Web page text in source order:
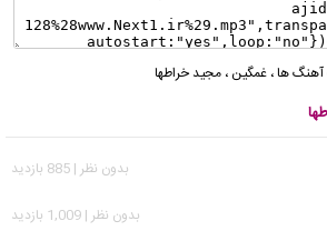
ها،غمگین ،مجید خراطها
بدون نظر | 885 بازدید
بدون نظر | 1,009 بازدید